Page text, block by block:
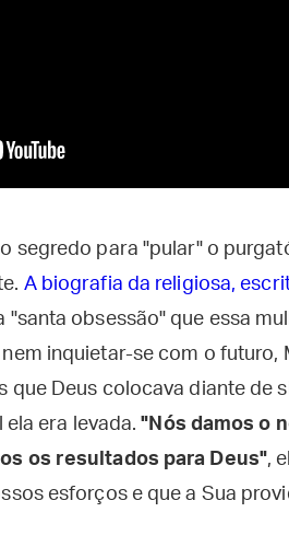
segredo para "pular" o
A biografia da religiosa,
"santa obsessão" que essa
inquietar-se com o futuro,
que Deus colocava diante de
ela era levada."Nós damos o
os resultados para Deus",
esforços e que a Sua